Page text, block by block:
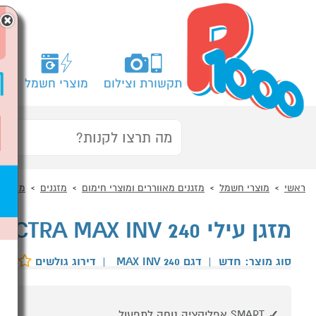
תקשורת וצילום מוצרי חשמל
ראשי מוצרי חשמל מזגנים מאווררים ומוצרי חימום מזגנים מזגן
מזגן עילי ELECTRA MAX INV 240 אלקטרה
סוג מוצר: חדש | דגם MAX INV 240 | דירוג גולשים
×